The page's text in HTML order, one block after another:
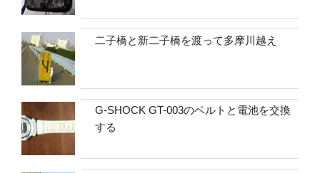
二子橋と新二子橋を渡って多摩川越え
G-SHOCK GT-003のベルトと電池を交換
する